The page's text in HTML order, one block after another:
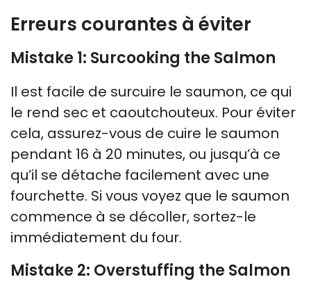
Erreurs courantes à éviter
Mistake 1: Surcooking the Salmon
Il est facile de surcuire le saumon, ce qui
le rend sec et caoutchouteux. Pour éviter
cela, assurez-vous de cuire le saumon
pendant 16 à 20 minutes, ou jusqu’à ce
qu’il se détache facilement avec une
fourchette. Si vous voyez que le saumon
commence à se décoller, sortez-le
immédiatement du four.
Mistake 2: Overstuffing the Salmon